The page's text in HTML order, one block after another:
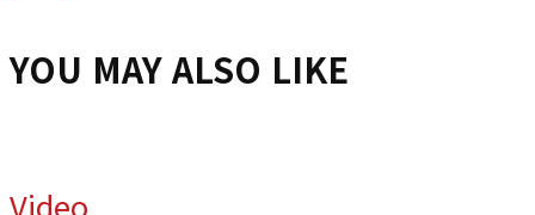
YOU MAY ALSO LIKE
Video